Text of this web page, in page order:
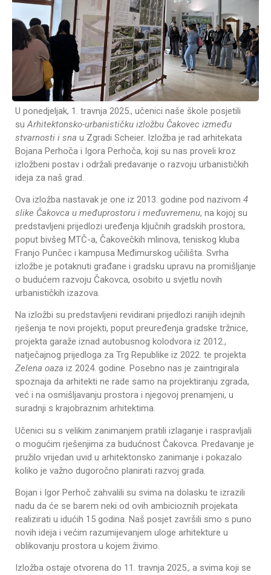
U ponedjeljak, 1. travnja 2025., učenici naše škole posjetili
su Arhitektonsko-urbanističku izložbu Čakovec između
stvarnosti i sna u Zgradi Scheier. Izložba je rad arhitekata
Bojana Perhoča i Igora Perhoča, koji su nas proveli kroz
izložbeni postav i održali predavanje o razvoju urbanističkih
ideja za naš grad.
Ova izložba nastavak je one iz 2013. godine pod nazivom 4
slike Čakovca u međuprostoru i međuvremenu, na kojoj su
predstavljeni prijedlozi uređenja ključnih gradskih prostora,
poput bivšeg MTČ-a, Čakovečkih mlinova, teniskog kluba
Franjo Punčec i kampusa Međimurskog učilišta. Svrha
izložbe je potaknuti građane i gradsku upravu na promišljanje
o budućem razvoju Čakovca, osobito u svjetlu novih
urbanističkih izazova.
Na izložbi su predstavljeni revidirani prijedlozi ranijih idejnih
rješenja te novi projekti, poput preuređenja gradske tržnice,
projekta garaže iznad autobusnog kolodvora iz 2012.,
natječajnog prijedloga za Trg Republike iz 2022. te projekta
Zelena oaza iz 2024. godine. Posebno nas je zaintrigirala
spoznaja da arhitekti ne rade samo na projektiranju zgrada,
već i na osmišljavanju prostora i njegovoj prenamjeni, u
suradnji s krajobraznim arhitektima.
Učenici su s velikim zanimanjem pratili izlaganje i raspravljali
o mogućim rješenjima za budućnost Čakovca. Predavanje je
pružilo vrijedan uvid u arhitektonsko zanimanje i pokazalo
koliko je važno dugoročno planirati razvoj grada.
Bojan i Igor Perhoč zahvalili su svima na dolasku te izrazili
nadu da će se barem neki od ovih ambicioznih projekata
realizirati u idućih 15 godina. Naš posjet završili smo s puno
novih ideja i većim razumijevanjem uloge arhitekture u
oblikovanju prostora u kojem živimo.
Izložba ostaje otvorena do 11. travnja 2025., a svima koji se